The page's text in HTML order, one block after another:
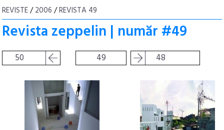
REVISTE/2006 /REVISTA 49
Revista zeppelin | număr #49
50 49 48